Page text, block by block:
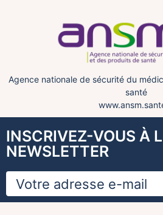
Agence nationale de sécurité du
santé
INSCRIVEZ-VOUS À
NEWSLETTER